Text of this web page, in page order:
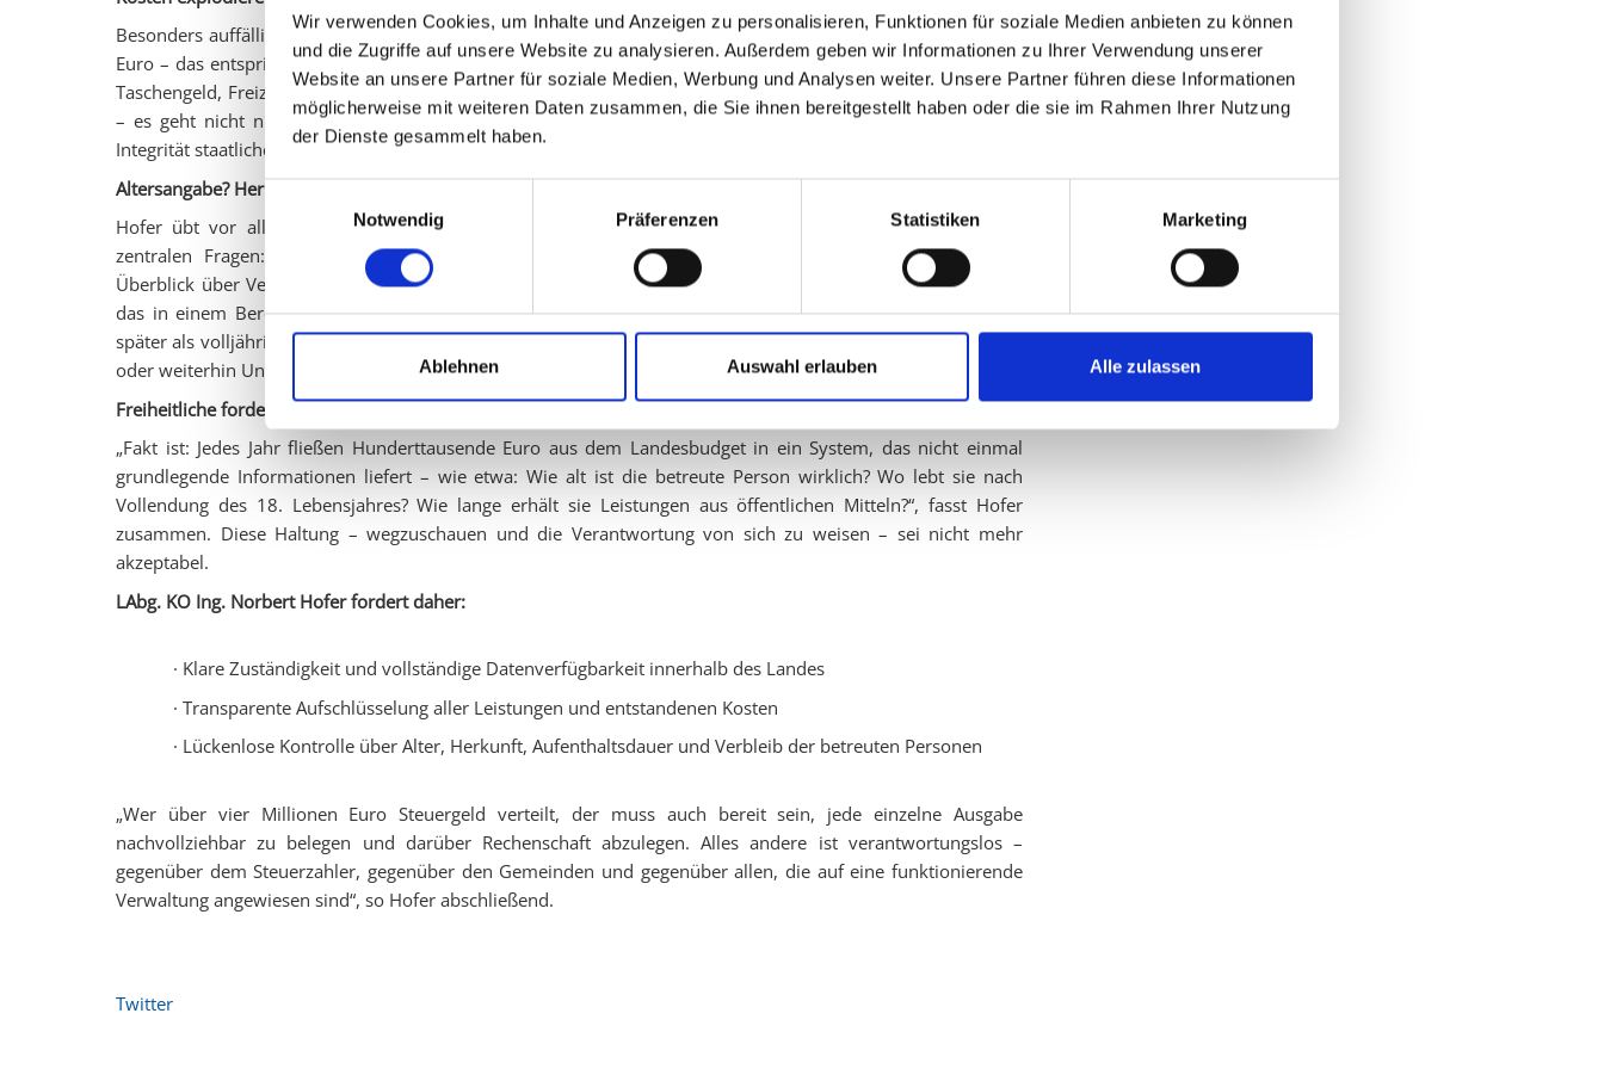
Wir verwenden Cookies, um Inhalte und Anzeigen zu personalisieren, Funktionen für soziale Medien anbieten zu können
und die Zugriffe auf unsere Website zu analysieren. Außerdem geben wir Informationen zu Ihrer Verwendung unserer
Website an unsere Partner für soziale Medien, Werbung und Analysen weiter. Unsere Partner führen diese Informationen
möglicherweise mit weiteren Daten zusammen, die Sie ihnen bereitgestellt haben oder die sie im Rahmen Ihrer Nutzung
der Dienste gesammelt haben.
Einwilligungsauswahl
Notwendig
Präferenzen Statistiken Marketing
Ablehnen Auswahl erlauben Alle zulassen
Besonders auffällig sei das Jahr 2022: Mit 57 betreuten Jugendlichen lagen die Kosten bei über 1,3 Millionen
Euro – das entspricht rund 23.000 Euro pro Person und Jahr. Finanziert wurden Unterbringung, Verpflegung,
Taschengeld, Freizeitmaßnahmen, Schülerfreifahrten und mehr. „Wir reden hier von einem sensiblen Bereich
– es geht nicht nur ums Geld, sondern auch um das Vertrauen der burgenländischen Bevölkerung in die
Integrität staatlicher Strukturen“, so Hofer.
Altersangabe? Herkunft? Verbleib? – Keine Daten vorhanden
Hofer übt vor allem scharfe Kritik an der vollständigen Abgabe der Verantwortung durch das Land bei
zentralen Fragen: Keine Altersfeststellung, keine Weiterverfolgung nach Eintritt der Volljährigkeit, kein
Überblick über Verbleib oder Aufenthaltsdauer. „Das Land erklärt sich schlichtweg für nicht zuständig – und
das in einem Bereich, in dem jeder Cent überprüfbar sein müsste“, so Hofer. Selbst wenn ein Betroffener
später als volljährig eingestuft wird, bleibt völlig offen, wo er untergebracht ist, ob er noch im Burgenland lebt
oder weiterhin Unterstützung bezieht.
Freiheitliche fordern klare Verantwortung – und volle Transparenz
„Fakt ist: Jedes Jahr fließen Hunderttausende Euro aus dem Landesbudget in ein System, das nicht einmal
grundlegende Informationen liefert – wie etwa: Wie alt ist die betreute Person wirklich? Wo lebt sie nach
Vollendung des 18. Lebensjahres? Wie lange erhält sie Leistungen aus öffentlichen Mitteln?“, fasst Hofer
zusammen. Diese Haltung – wegzuschauen und die Verantwortung von sich zu weisen – sei nicht mehr
akzeptabel.
LAbg. KO Ing. Norbert Hofer fordert daher:
· Klare Zuständigkeit und vollständige Datenverfügbarkeit innerhalb des Landes
· Transparente Aufschlüsselung aller Leistungen und entstandenen Kosten
· Lückenlose Kontrolle über Alter, Herkunft, Aufenthaltsdauer und Verbleib der betreuten Personen
„Wer über vier Millionen Euro Steuergeld verteilt, der muss auch bereit sein, jede einzelne Ausgabe
nachvollziehbar zu belegen und darüber Rechenschaft abzulegen. Alles andere ist verantwortungslos –
gegenüber dem Steuerzahler, gegenüber den Gemeinden und gegenüber allen, die auf eine funktionierende
Verwaltung angewiesen sind“, so Hofer abschließend.
Twitter